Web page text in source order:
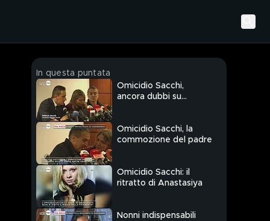
In questa puntata
Omicidio Sacchi,
ancora dubbi su
Omicidio Sacchi, la
commozione del padre
Omicidio Sacchi: il
ritratto di Anastasiya
Nonni indispensabili